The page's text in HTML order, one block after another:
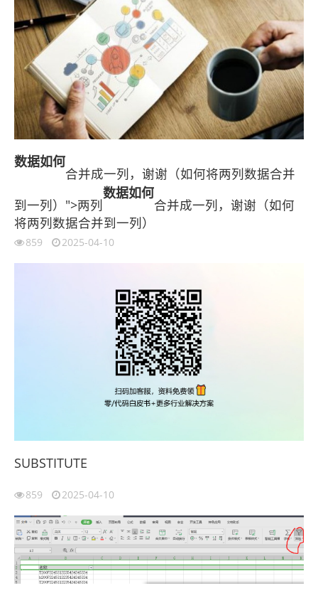
数据如何
合并成一列，谢谢（如何将两列数据合并
到一列）">两列
数据如何
合并成一列，谢谢（如何
将两列数据合并到一列）
859 2025-04-10
SUBSTITUTE
859 2025-04-10